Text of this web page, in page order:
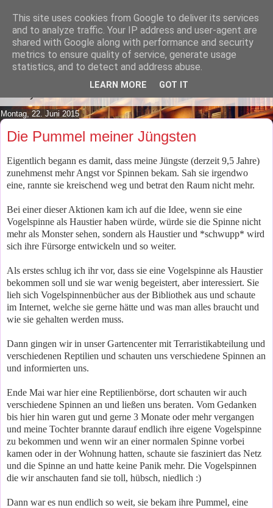
Lilafusselfee lädt Dich in ihr
Wohnzimmer ein.
Mach es Dir doch gemütlich und lies ein wenig über meine
Montag, 22. Juni 2015
Die Pummel meiner Jüngsten
Eigentlich begann es damit, dass meine Jüngste (derzeit 9,5 Jahre)
zunehmenst mehr Angst vor Spinnen bekam. Sah sie irgendwo
eine, rannte sie kreischend weg und betrat den Raum nicht mehr.
Bei einer dieser Aktionen kam ich auf die Idee, wenn sie eine
Vogelspinne als Haustier haben würde, würde sie die Spinne nicht
mehr als Monster sehen, sondern als Haustier und *schwupp* wird
sich ihre Fürsorge entwickeln und so weiter.
Als erstes schlug ich ihr vor, dass sie eine Vogelspinne als Haustier
bekommen soll und sie war wenig begeistert, aber interessiert. Sie
lieh sich Vogelspinnenbücher aus der Bibliothek aus und schaute
im Internet, welche sie gerne hätte und was man alles braucht und
wie sie gehalten werden muss.
Dann gingen wir in unser Gartencenter mit Terraristikabteilung und
verschiedenen Reptilien und schauten uns verschiedene Spinnen an
und informierten uns.
Ende Mai war hier eine Reptilienbörse, dort schauten wir auch
verschiedene Spinnen an und ließen uns beraten. Vom Gedanken
bis hier hin waren gut und gerne 3 Monate oder mehr vergangen
und meine Tochter brannte darauf endlich ihre eigene Vogelspinne
zu bekommen und wenn wir an einer normalen Spinne vorbei
kamen oder in der Wohnung hatten, schaute sie fasziniert das Netz
und die Spinne an und hatte keine Panik mehr. Die Vogelspinnen
die wir anschauten fand sie toll, hübsch, niedlich :)
Dann war es nun endlich so weit, sie bekam ihre Pummel, eine
This site uses cookies from Google to deliver its services
and to analyze traffic. Your IP address and user-agent are
shared with Google along with performance and security
metrics to ensure quality of service, generate usage
statistics, and to detect and address abuse.
LEARN MORE GOT IT